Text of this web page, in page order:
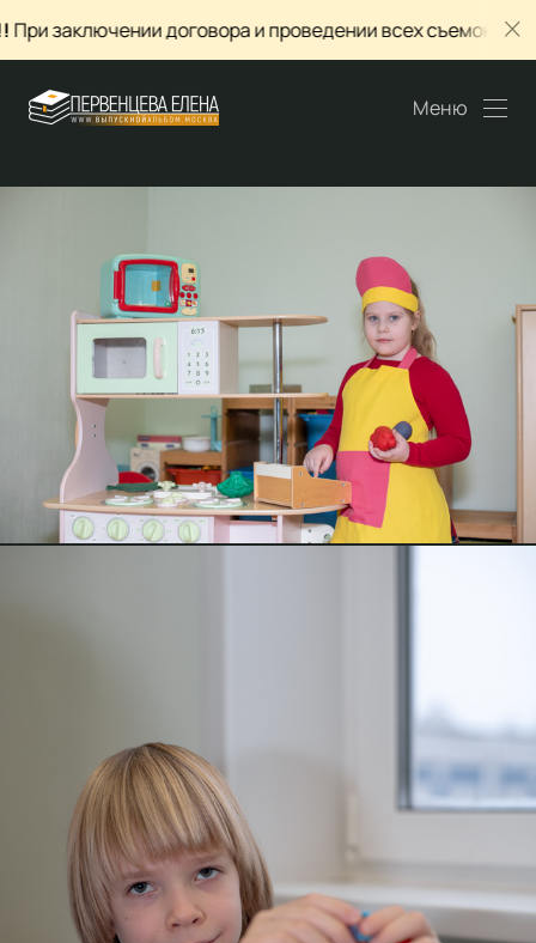
и проведении всех съемок в январе, действуют
Меню